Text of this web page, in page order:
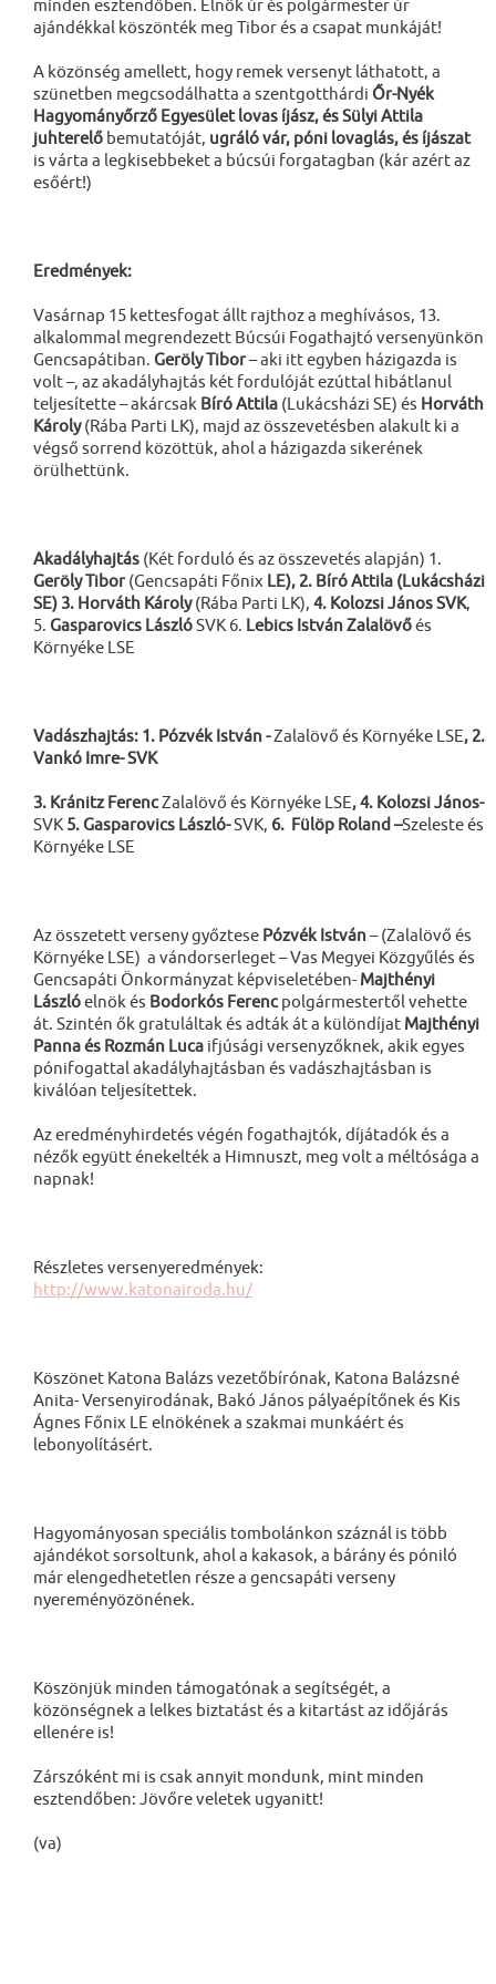
minden esztendőben. Elnök úr és polgármester úr
ajándékkal köszönték meg Tibor és a csapat munkáját!
A közönség amellett, hogy remek versenyt láthatott, a
szünetben megcsodálhatta a szentgotthárdi Őr-Nyék
Hagyományőrző Egyesület lovas íjász, és Sülyi Attila
juhterelő bemutatóját, ugráló vár, póni lovaglás, és íjászat
is várta a legkisebbeket a búcsúi forgatagban (kár azért az
esőért!)
Eredmények:
Vasárnap 15 kettesfogat állt rajthoz a meghívásos, 13.
alkalommal megrendezett Búcsúi Fogathajtó versenyünkön
Gencsapátiban. Geröly Tibor– aki itt egyben házigazda is
volt –, az akadályhajtás két fordulóját ezúttal hibátlanul
teljesítette – akárcsak Bíró Attila (Lukácsházi SE) és Horváth
Károly(Rába Parti LK), majd az összevetésben alakult ki a
végső sorrend közöttük, ahol a házigazda sikerének
örülhettünk.
Akadályhajtás (Két forduló és az összevetés alapján) 1.
Geröly Tibor(Gencsapáti Főnix LE), 2. Bíró Attila (Lukácsházi
SE) 3. Horváth Károly(Rába Parti LK), 4. Kolozsi János SVK,
5. Gasparovics LászlóSVK 6. Lebics István Zalalövőés
Környéke LSE
Vadászhajtás: 1. Pózvék István -Zalalövő és Környéke LSE, 2.
Vankó Imre- SVK
3. Kránitz FerencZalalövő és Környéke LSE, 4. Kolozsi János-
SVK 5. Gasparovics László-SVK, 6. Fülöp Roland –Szeleste és
Környéke LSE
Az összetett verseny győztese Pózvék István– (Zalalövő és
Környéke LSE) a vándorserleget – Vas Megyei Közgyűlés és
Gencsapáti Önkormányzat képviseletében- Majthényi
Lászlóelnök és Bodorkós Ferencpolgármestertől vehette
át. Szintén ők gratuláltak és adták át a különdíjat Majthényi
Panna és Rozmán Luca ifjúsági versenyzőknek, akik egyes
pónifogattal akadályhajtásban és vadászhajtásban is
kiválóan teljesítettek.
Az eredményhirdetés végén fogathajtók, díjátadók és a
nézők együtt énekelték a Himnuszt, meg volt a méltósága a
napnak!
Részletes versenyeredmények:
http://www.katonairoda.hu/
Köszönet Katona Balázs vezetőbírónak, Katona Balázsné
Anita- Versenyirodának, Bakó János pályaépítőnek és Kis
Ágnes Főnix LE elnökének a szakmai munkáért és
lebonyolításért.
Hagyományosan speciális tombolánkon száznál is több
ajándékot sorsoltunk, ahol a kakasok, a bárány és póniló
már elengedhetetlen része a gencsapáti verseny
nyereményözönének.
Köszönjük minden támogatónak a segítségét, a
közönségnek a lelkes biztatást és a kitartást az időjárás
ellenére is!
Zárszóként mi is csak annyit mondunk, mint minden
esztendőben: Jövőre veletek ugyanitt!
(va)